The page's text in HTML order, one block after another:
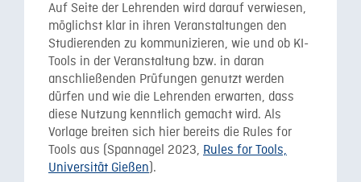
Auf Seite der Lehrenden wird darauf verwiesen,
möglichst klar in ihren Veranstaltungen den
Studierenden zu kommunizieren, wie und ob KI-
Tools in der Veranstaltung bzw. in daran
anschließenden Prüfungen genutzt werden
dürfen und wie die Lehrenden erwarten, dass
diese Nutzung kenntlich gemacht wird. Als
Vorlage breiten sich hier bereits die Rules for
Tools aus (Spannagel 2023, Rules for Tools,
Universität Gießen).